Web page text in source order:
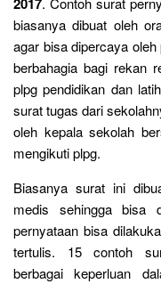
biasanya dibuat oleh
agar bisa dipercaya
berbahagia bagi rekan
plpg pendidikan dan
surat tugas dari
oleh kepala sekolah
mengikuti plpg.
Biasanya surat ini
medis sehingga bisa
pernyataan bisa
tertulis. 15 contoh
berbagai keperluan